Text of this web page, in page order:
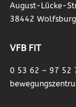
August-Lücke-
38442 Wolfsburg
VFB FIT
0 53 62 – 97 52